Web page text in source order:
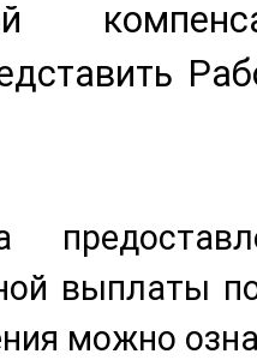
выплаты
можно